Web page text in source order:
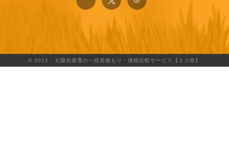
© 2012 · 太陽光発電の一括見積もり・価格比較サービス【エコ発】